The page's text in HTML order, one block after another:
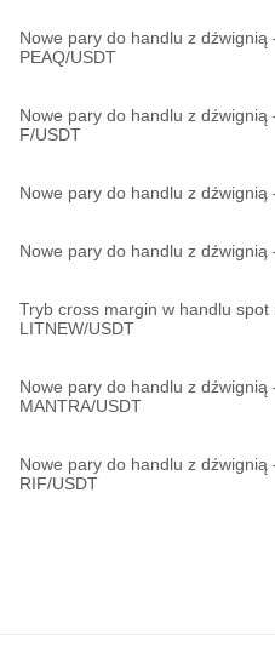
Nowe pary do handlu z dźwignią
PEAQ/USDT
Nowe pary do handlu z dźwignią
F/USDT
Nowe pary do handlu z dźwignią
Nowe pary do handlu z dźwignią
Tryb cross margin w handlu spot
LITNEW/USDT
Nowe pary do handlu z dźwignią
MANTRA/USDT
Nowe pary do handlu z dźwignią
RIF/USDT